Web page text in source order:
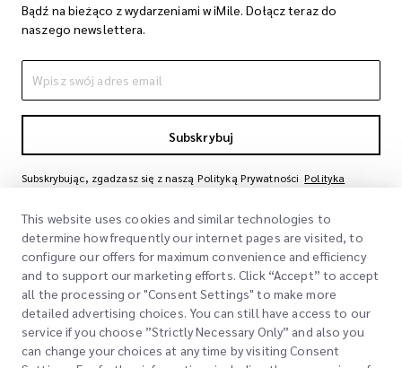
Bądź na bieżąco z wydarzeniami w iMile. Dołącz teraz do
naszego newslettera.
Subskrybuj
Subskrybując, zgadzasz się z naszą Polityką Prywatności Polityka
This website uses cookies and similar technologies to
determine how frequently our internet pages are visited, to
configure our offers for maximum convenience and efficiency
and to support our marketing efforts. Click “Accept” to accept
all the processing or "Consent Settings" to make more
detailed advertising choices. You can still have access to our
service if you choose ”Strictly Necessary Only” and also you
can change your choices at any time by visiting Consent